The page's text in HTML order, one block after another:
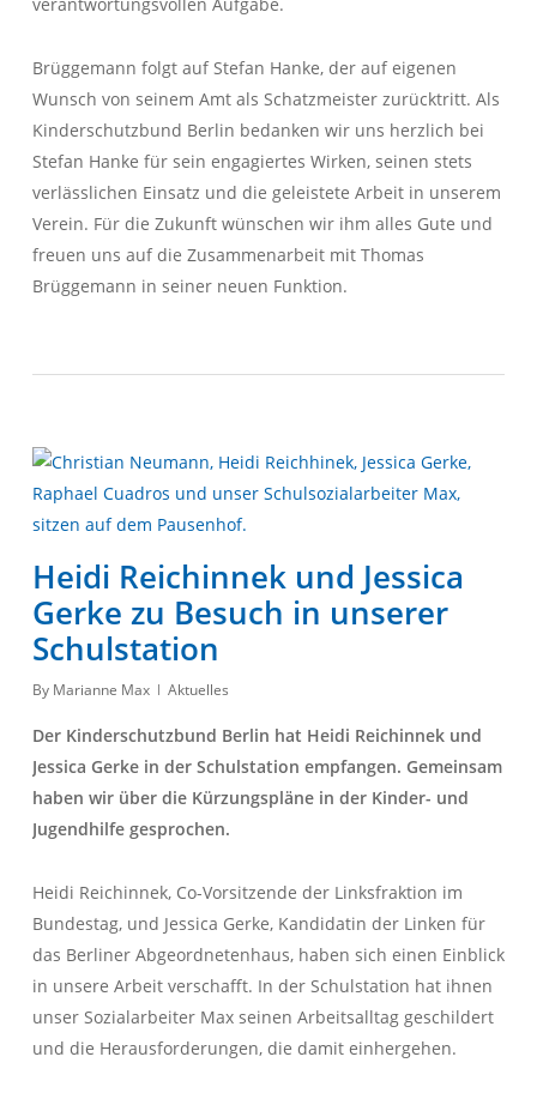
Brüggemann folgt auf Stefan Hanke, der auf eigenen
Wunsch von seinem Amt als Schatzmeister zurücktritt. Als
Kinderschutzbund Berlin bedanken wir uns herzlich bei
Stefan Hanke für sein engagiertes Wirken, seinen stets
verlässlichen Einsatz und die geleistete Arbeit in unserem
Verein. Für die Zukunft wünschen wir ihm alles Gute und
freuen uns auf die Zusammenarbeit mit Thomas
Brüggemann in seiner neuen Funktion.
Heidi Reichinnek und Jessica
Gerke zu Besuch in unserer
Schulstation
By Marianne Max Aktuelles
Der Kinderschutzbund Berlin hat Heidi Reichinnek und
Jessica Gerke in der Schulstation empfangen. Gemeinsam
haben wir über die Kürzungspläne in der Kinder- und
Jugendhilfe gesprochen.
Heidi Reichinnek, Co-Vorsitzende der Linksfraktion im
Bundestag, und Jessica Gerke, Kandidatin der Linken für
das Berliner Abgeordnetenhaus, haben sich einen Einblick
in unsere Arbeit verschafft. In der Schulstation hat ihnen
unser Sozialarbeiter Max seinen Arbeitsalltag geschildert
und die Herausforderungen, die damit einhergehen.